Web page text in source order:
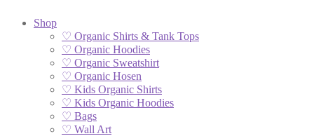
Shop
♡ Organic Shirts & Tank Tops
♡ Organic Hoodies
♡ Organic Sweatshirt
♡ Organic Hosen
♡ Kids Organic Shirts
♡ Kids Organic Hoodies
♡ Bags
♡ Wall Art